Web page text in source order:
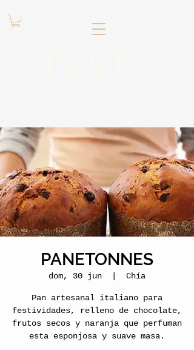
PANETONNES
dom, 30 jun Chía
Pan artesanal italiano para
festividades, relleno de chocolate,
frutos secos y naranja que perfuman
esta esponjosa y suave masa.